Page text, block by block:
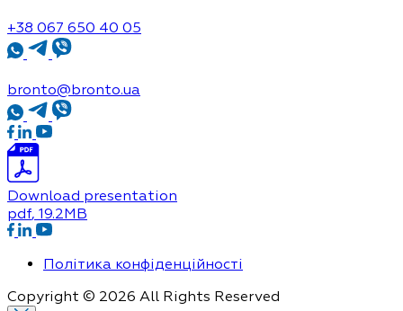
+38 067 650 40 05
bronto@bronto.ua
Download presentation
pdf, 19.2MB
Політика конфіденційності
Copyright © 2026 All Rights Reserved